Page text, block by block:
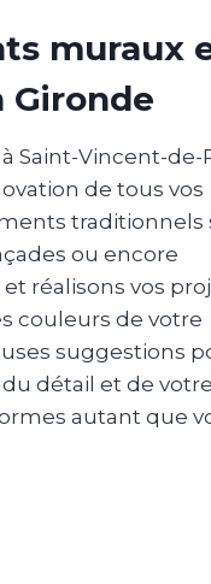
muraux
Gironde
Saint-Vincent-de-
de tous vos
traditionnels
ou encore
réalisons vos
couleurs de votre
suggestions
détail et de votre
autant que